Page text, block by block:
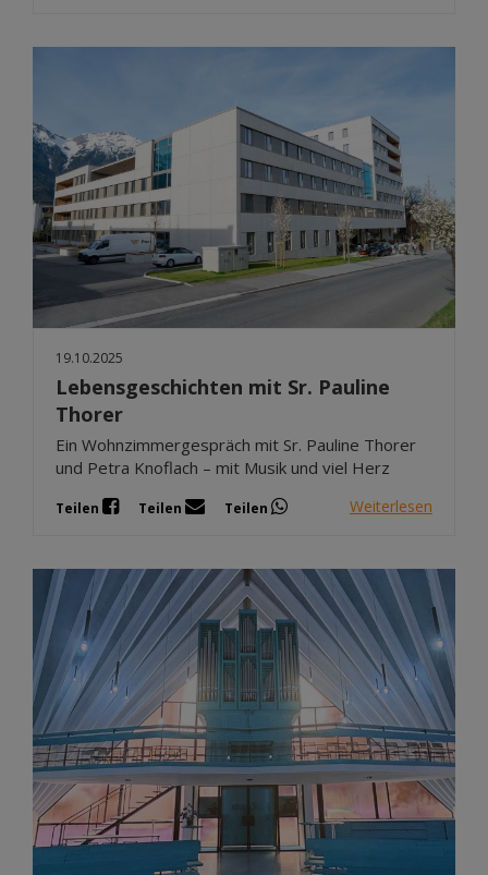
19.10.2025
Lebensgeschichten mit Sr. Pauline
Thorer
Ein Wohnzimmergespräch mit Sr. Pauline Thorer
und Petra Knoflach – mit Musik und viel Herz
Teilen Teilen Teilen Weiterlesen